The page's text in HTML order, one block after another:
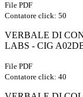
File PDF
Contatore click: 50
VERBALE DI
LABS - CIG
File PDF
Contatore click: 40